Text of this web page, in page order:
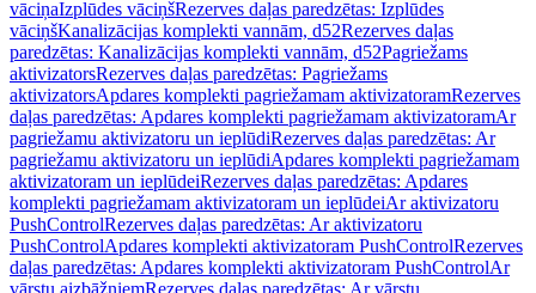
vāciņaIzplūdes vāciņšRezerves daļas paredzētas: Izplūdes
vāciņšKanalizācijas komplekti vannām, d52Rezerves daļas
paredzētas: Kanalizācijas komplekti vannām, d52Pagriežams
aktivizatorsRezerves daļas paredzētas: Pagriežams
aktivizatorsApdares komplekti pagriežamam aktivizatoramRezerves
daļas paredzētas: Apdares komplekti pagriežamam aktivizatoramAr
pagriežamu aktivizatoru un ieplūdiRezerves daļas paredzētas: Ar
pagriežamu aktivizatoru un ieplūdiApdares komplekti pagriežamam
aktivizatoram un ieplūdeiRezerves daļas paredzētas: Apdares
komplekti pagriežamam aktivizatoram un ieplūdeiAr aktivizatoru
PushControlRezerves daļas paredzētas: Ar aktivizatoru
PushControlApdares komplekti aktivizatoram PushControlRezerves
daļas paredzētas: Apdares komplekti aktivizatoram PushControlAr
vārstu aizbāžņiemRezerves daļas paredzētas: Ar vārstu